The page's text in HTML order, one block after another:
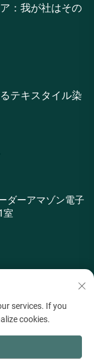
：我が社はその
テキスタイル染
ダーアマゾン電子
室
services. If you
cookies.